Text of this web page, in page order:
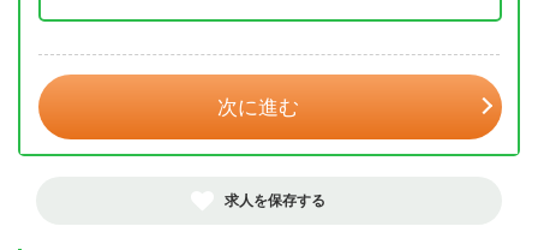
次に進む
求人を保存する